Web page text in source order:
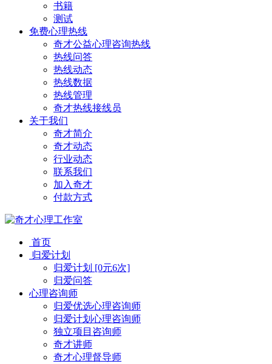
书籍
测试
免费心理热线
奇才公益心理咨询热线
热线问答
热线动态
热线数据
热线管理
奇才热线接线员
关于我们
奇才简介
奇才动态
行业动态
联系我们
加入奇才
付款方式
首页
归爱计划
归爱计划 [0元6次]
归爱问答
心理咨询师
归爱优选心理咨询师
归爱计划心理咨询师
独立项目咨询师
奇才讲师
奇才心理督导师